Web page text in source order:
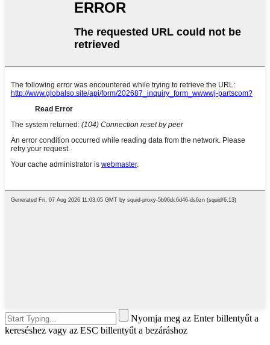
Nyomja meg az Enter billentyűt a
kereséshez vagy az ESC billentyűt a bezáráshoz